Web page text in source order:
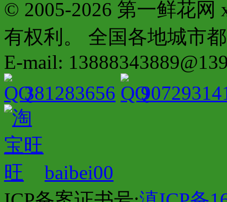
© 2005-2026 第一鲜花网
有权利。 全国各地城市
E-mail:
381283656
baibei00